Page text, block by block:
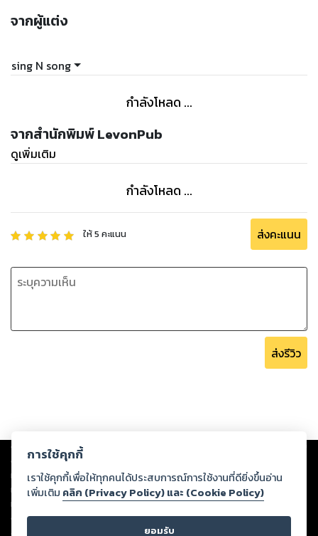
นั่นคือทั้งกรุงโซล!
หนึ่งใน ‘ภัยพิบัติ’ ที่พวกเขาต้องขัดขวาง
ร้ายกาจจนแม้แต่ยูจุงฮยอกก็ยังต้องพ่าย
และเกือบตายในการย้อนกลับรอบที่ 3
เพราะมีตัวแปรอย่างคิมดกจาเข้ามาอย่างไรล่ะ
จากผู้แต่ง
sing N song
กำลังโหลด ...
จากสำนักพิมพ์ LevonPub
ดูเพิ่มเติม
กำลังโหลด ...
ให้5 คะแนน ส่งคะแนน
ส่งรีวิว
Copyright © 2026
ต่อผลงานหรือเนื้อหาใดที่อัปโหลดผ่านเว็บไซต์และปรากฏว่าละเมิดสิทธิใน
ทรัพย์สินทางปัญญาของบุคคลอื่นหรือขัดต่อกฎหมายและศีลธรรม ดังนั้น ผู้อ่าน
ทุกท่านโปรดใช้วิจารณญาณในการกลั่นกรองด้วยตนเอง และหากท่านพบว่าส่วน
หนึ่งส่วนใดขัดต่อกฎหมายและศีลธรรม กรุณาแจ้งมายังบริษัท เพื่อทีมงานจะได้
ดำเนินการในทันที ทั้งนี้ ทางสตอรี่ล็อกขอสงวนลิขสิทธิ์ตามพระราชบัญญัติ
ลิขสิทธิ์ พ.ศ. 2537 (ฉบับล่าสุด)
การใช้คุกกี้
เราใช้คุกกี้เพื่อให้ทุกคนได้ประสบการณ์การใช้งานที่ดียิ่งขึ้นอ่าน
เพิ่มเติม คลิก (Privacy Policy) และ (Cookie Policy)
ยอมรับ